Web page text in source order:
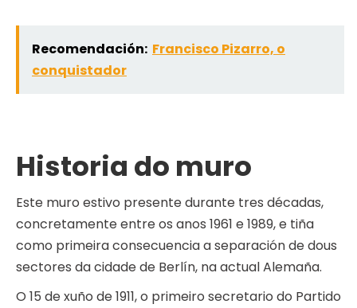
Recomendación: Francisco Pizarro, o
conquistador
Historia do muro
Este muro estivo presente durante tres décadas,
concretamente entre os anos 1961 e 1989, e tiña
como primeira consecuencia a separación de dous
sectores da cidade de Berlín, na actual Alemaña.
O 15 de xuño de 1911, o primeiro secretario do Partido